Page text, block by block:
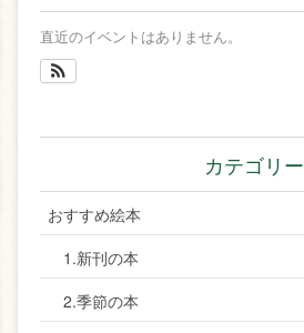
直近のイベントはありません。
カテゴリー
おすすめ絵本
1.新刊の本
2.季節の本